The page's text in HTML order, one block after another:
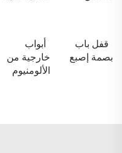
قفل باب
بصمة إصبع
أبواب
خارجية من
الألومنيوم